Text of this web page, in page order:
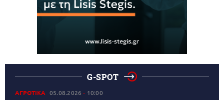
G-SPOT
ΑΓΡΟΤΙΚΑ 05.08.2026 10:00